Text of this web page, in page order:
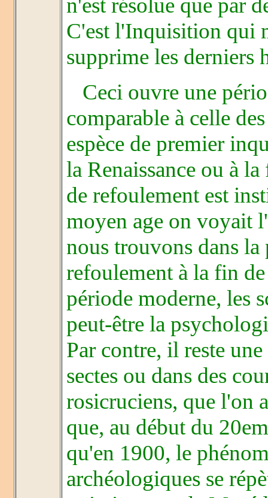
n'est résolue que par
C'est l'Inquisition qui
supprime les derniers
Ceci ouvre une
comparable à celle
espèce de premier
la Renaissance ou à
de refoulement est
moyen age on voyait
nous trouvons dans la
refoulement à la fin de
période moderne, les
peut-être la
Par contre, il reste
sectes ou dans des
rosicruciens, que l'on
que, au début du
qu'en 1900, le
archéologiques se